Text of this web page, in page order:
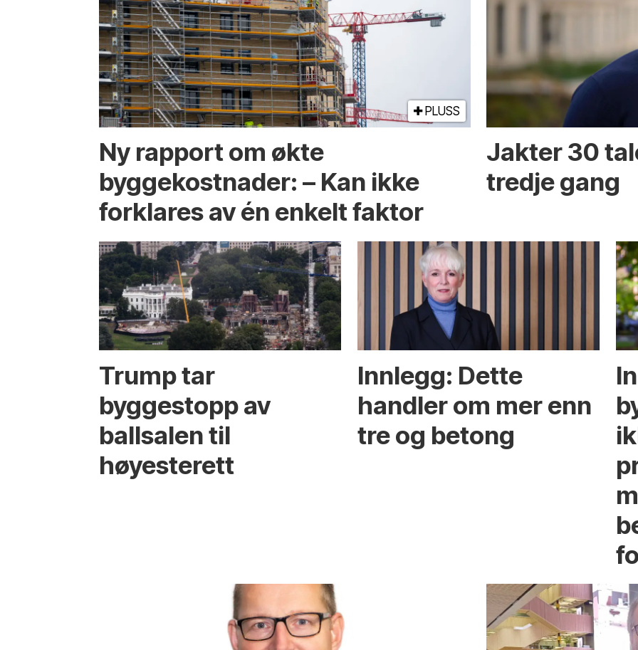
PLUSS
Ny rapport om økte
byggekostnader: – Kan ikke
forklares av én enkelt faktor
Jakter 30
tredje gang
Trump tar
byggestopp av
ballsalen til
høyesterett
Innlegg: Dette
handler om mer enn
tre og betong